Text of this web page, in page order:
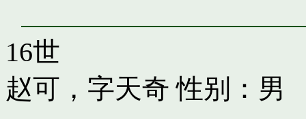
16世
赵可，字天奇 性别：男